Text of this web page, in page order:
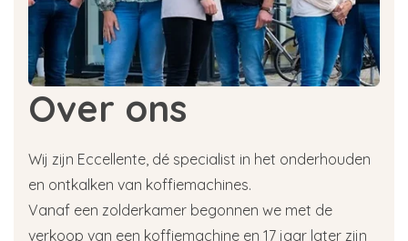
Over ons
Wij zijn Eccellente, dé specialist in het onderhouden
en ontkalken van koffiemachines.
Vanaf een zolderkamer begonnen we met de
verkoop van een koffiemachine en 17 jaar later zijn